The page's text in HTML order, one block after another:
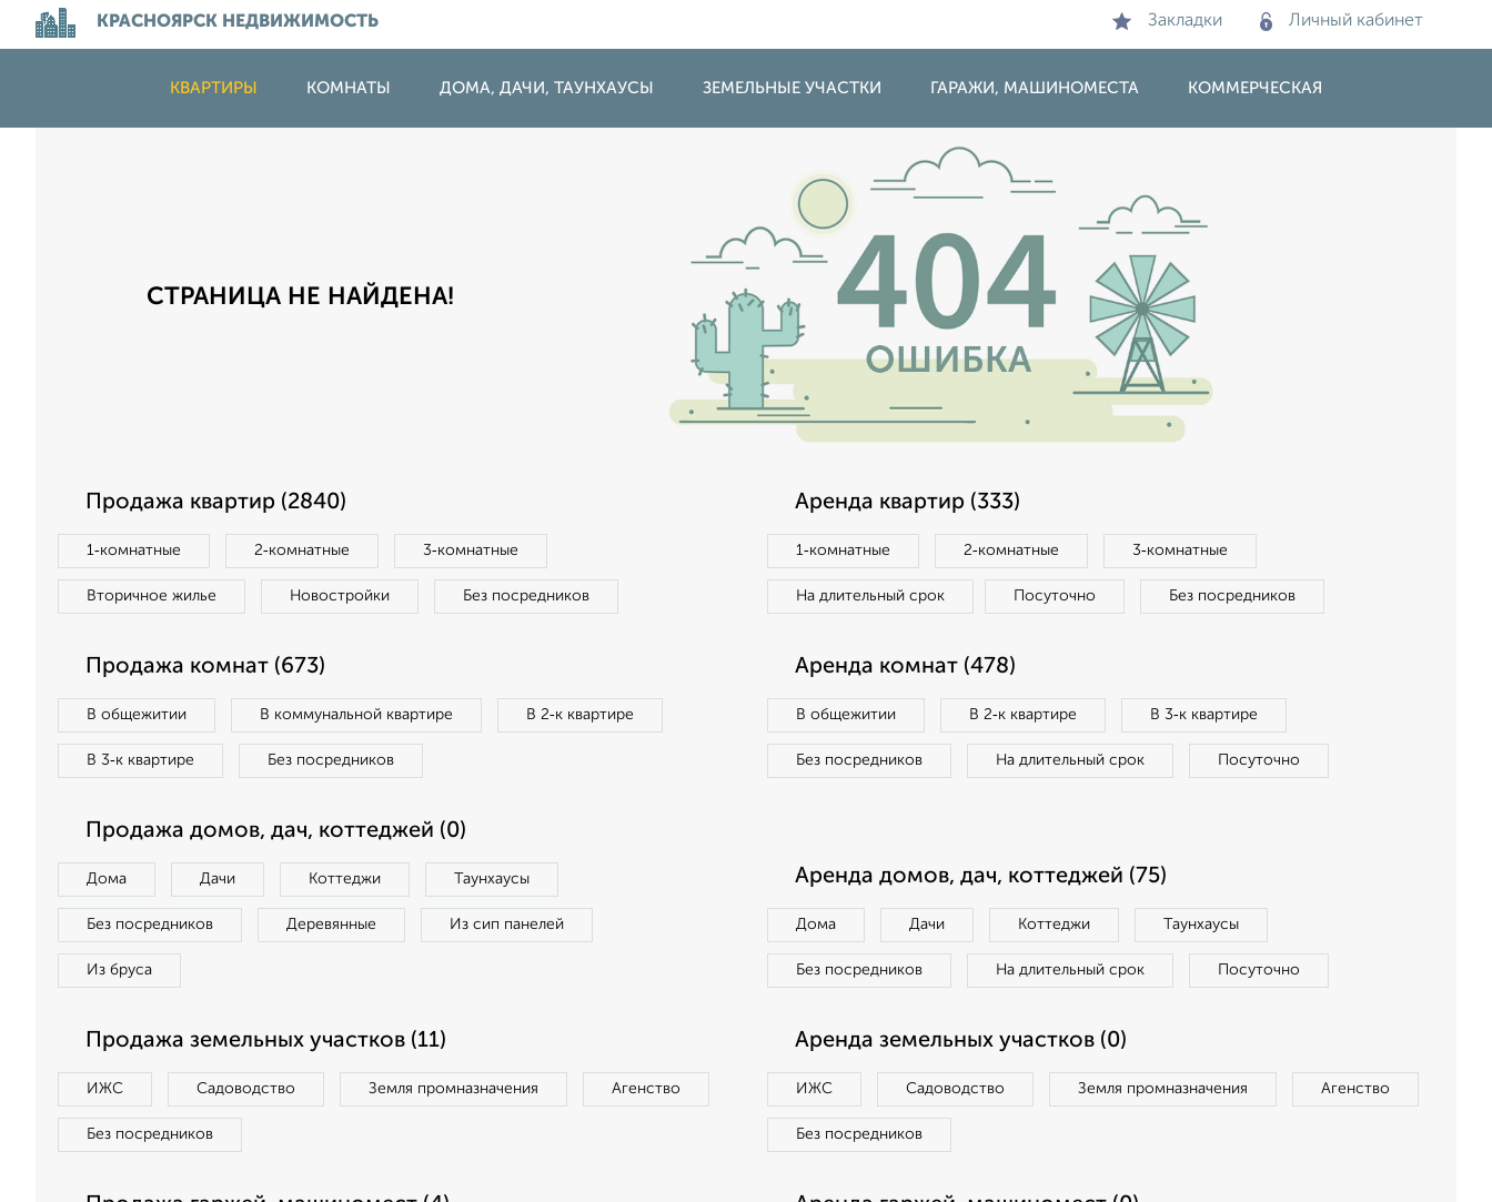
КРАСНОЯРСК НЕДВИЖИМОСТЬ Закладки Личный кабинет
КВАРТИРЫ КОМНАТЫ ДОМА, ДАЧИ, ТАУНХАУСЫ ЗЕМЕЛЬНЫЕ УЧАСТКИ ГАРАЖИ, МАШИНОМЕСТА КОММЕРЧЕСКАЯ
СТРАНИЦА НЕ НАЙДЕНА!
Продажа квартир (2840)
1‑комнатные 2‑комнатные 3‑комнатные
Вторичное жилье Новостройки Без посредников
Аренда квартир (333)
1‑комнатные 2‑комнатные 3‑комнатные
На длительный срок Посуточно Без посредников
Продажа комнат (673)
В общежитии В коммунальной квартире В 2‑к квартире
В 3‑к квартире Без посредников
Аренда комнат (478)
В общежитии В 2‑к квартире В 3‑к квартире
Без посредников На длительный срок Посуточно
Продажа домов, дач, коттеджей (0)
Дома Дачи Коттеджи Таунхаусы
Без посредников Деревянные Из сип панелей
Из бруса
Аренда домов, дач, коттеджей (75)
Дома Дачи Коттеджи Таунхаусы
Без посредников На длительный срок Посуточно
Продажа земельных участков (11)
ИЖС Садоводство Земля промназначения Агенство
Без посредников
Аренда земельных участков (0)
ИЖС Садоводство Земля промназначения Агенство
Без посредников